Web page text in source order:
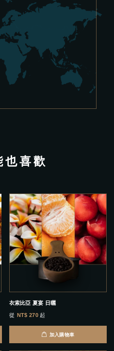
也喜歡
衣索比亞 夏宴 日曬
從 NT$ 270起
加入購物車